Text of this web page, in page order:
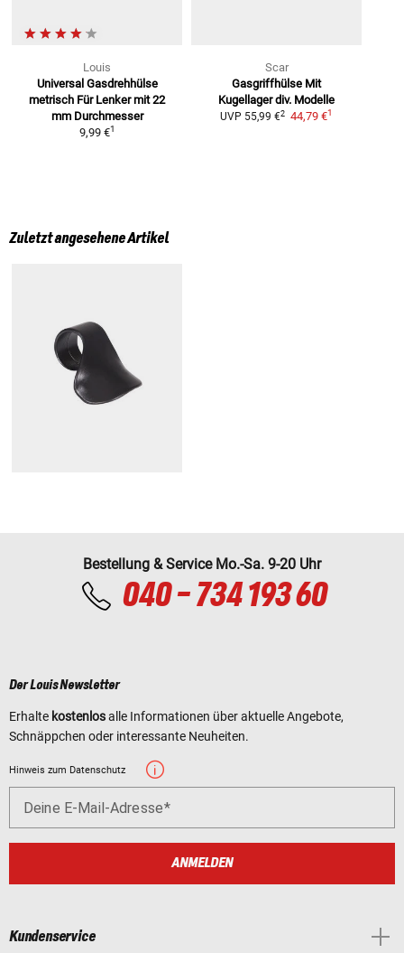
Louis
Universal Gasdrehhülse
metrisch Für Lenker mit 22
mm Durchmesser
9,99 €1
Scar
Gasgriffhülse Mit
Kugellager div. Modelle
UVP 55,99 €2 44,79 €1
Zuletzt angesehene Artikel
Bestellung & Service Mo.-Sa. 9-20 Uhr
040 - 734 193 60
Der Louis Newsletter
Erhalte kostenlosalle Informationen über aktuelle Angebote,
Schnäppchen oder interessante Neuheiten.
Hinweis zum Datenschutz
Deine E-Mail-Adresse
ANMELDEN
Kundenservice